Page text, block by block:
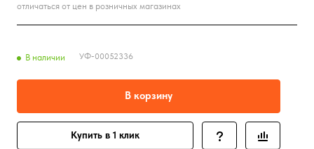
отличаться от цен в розничных магазинах
В наличии УФ-00052336
В корзину
Купить в 1 клик